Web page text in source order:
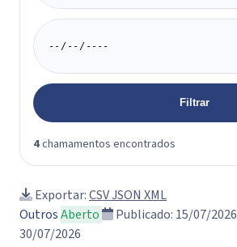
Data fim
Filtrar
4chamamentos encontrados
Exportar:CSVJSON XML
OutrosAberto Publicado: 15/07/2026
30/07/2026